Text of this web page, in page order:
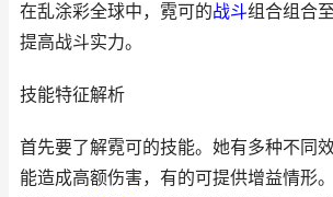
在乱涂彩全球中，霓可的战斗组合组合
提高战斗实力。
技能特征解析
首先要了解霓可的技能。她有多种不同
能造成高额伤害，有的可提供增益情形